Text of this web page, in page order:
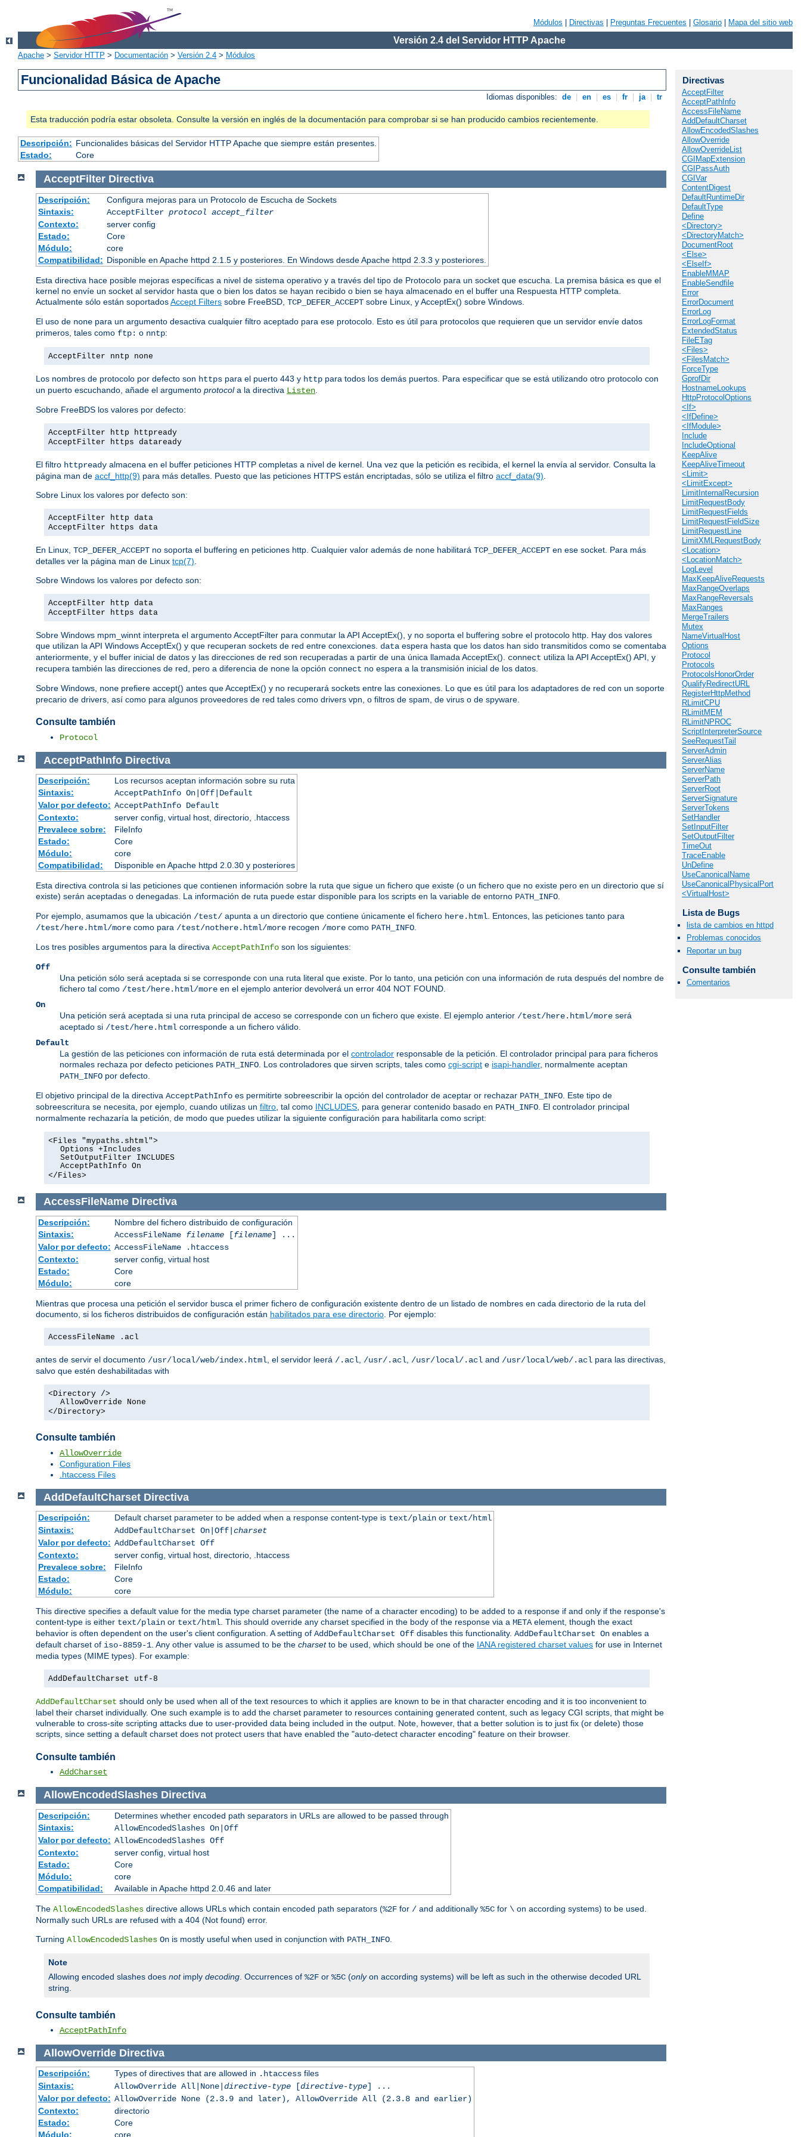
Módulos Directivas Preguntas Frecuentes Glosario Mapa del sitio web
Versión 2.4 del Servidor HTTP Apache
Apache > Servidor HTTP > Documentación > Versión 2.4 > Módulos
Funcionalidad Básica de Apache
Idiomas disponibles: de en es fr ja tr
Esta traducción podría estar obsoleta. Consulte la versión en inglés de la documentación para comprobar si se han producido cambios recientemente.
Descripción: Funcionalides básicas del Servidor HTTP Apache que siempre están presentes.
Estado:
Core
Directivas
AcceptFilter
AcceptPathInfo
AccessFileName
AddDefaultCharset
AllowEncodedSlashes
AllowOverride
AllowOverrideList
CGIMapExtension
CGIPassAuth
CGIVar
ContentDigest
DefaultRuntimeDir
DefaultType
Define
<Directory>
<DirectoryMatch>
DocumentRoot
<Else>
<ElseIf>
EnableMMAP
EnableSendfile
Error
ErrorDocument
ErrorLog
ErrorLogFormat
ExtendedStatus
FileETag
<Files>
<FilesMatch>
ForceType
GprofDir
HostnameLookups
HttpProtocolOptions
<If>
<IfDefine>
<IfModule>
Include
IncludeOptional
KeepAlive
KeepAliveTimeout
<Limit>
<LimitExcept>
LimitInternalRecursion
LimitRequestBody
LimitRequestFields
LimitRequestFieldSize
LimitRequestLine
LimitXMLRequestBody
<Location>
<LocationMatch>
LogLevel
MaxKeepAliveRequests
MaxRangeOverlaps
MaxRangeReversals
MaxRanges
MergeTrailers
Mutex
NameVirtualHost
Options
Protocol
Protocols
ProtocolsHonorOrder
QualifyRedirectURL
RegisterHttpMethod
RLimitCPU
RLimitMEM
RLimitNPROC
ScriptInterpreterSource
SeeRequestTail
ServerAdmin
ServerAlias
ServerName
ServerPath
ServerRoot
ServerSignature
ServerTokens
SetHandler
SetInputFilter
SetOutputFilter
TimeOut
TraceEnable
UnDefine
UseCanonicalName
UseCanonicalPhysicalPort
<VirtualHost>
Lista de Bugs
lista de cambios en httpd
Problemas conocidos
Reportar un bug
Consulte también
Comentarios
AcceptFilter Directiva
Descripción:
Configura mejoras para un Protocolo de Escucha de Sockets
Sintaxis:
AcceptFilter protocol accept_filter
Contexto:
server config
Estado:
Core
Módulo:
core
Compatibilidad: Disponible en Apache httpd 2.1.5 y posteriores. En Windows desde Apache httpd 2.3.3 y posteriores.
Esta directiva hace posible mejoras específicas a nivel de sistema operativo y a través del tipo de Protocolo para un socket que escucha. La premisa básica es que el
kernel no envíe un socket al servidor hasta que o bien los datos se hayan recibido o bien se haya almacenado en el buffer una Respuesta HTTP completa.
Actualmente sólo están soportadosAccept Filters sobre FreeBSD, TCP_DEFER_ACCEPT sobre Linux, y AcceptEx() sobre Windows.
El uso de none para un argumento desactiva cualquier filtro aceptado para ese protocolo. Esto es útil para protocolos que requieren que un servidor envíe datos
primeros, tales como ftp: o nntp:
AcceptFilter nntp none
Los nombres de protocolo por defecto son https para el puerto 443 y http para todos los demás puertos. Para especificar que se está utilizando otro protocolo con
un puerto escuchando, añade el argumento protocola la directiva Listen
Sobre FreeBDS los valores por defecto:
AcceptFilter http httpready
AcceptFilter https dataready
El filtro httpready almacena en el buffer peticiones HTTP completas a nivel de kernel. Una vez que la petición es recibida, el kernel la envía al servidor. Consulta la
página man de accf_http(9) para más detalles. Puesto que las peticiones HTTPS están encriptadas, sólo se utiliza el filtro accf_data(9)
Sobre Linux los valores por defecto son:
AcceptFilter http data
AcceptFilter https data
En Linux, TCP_DEFER_ACCEPT no soporta el buffering en peticiones http. Cualquier valor además de none habilitará TCP_DEFER_ACCEPT en ese socket. Para más
detalles ver la página man de Linux tcp(7)
Sobre Windows los valores por defecto son:
AcceptFilter http data
AcceptFilter https data
Sobre Windows mpm_winnt interpreta el argumento AcceptFilter para conmutar la API AcceptEx(), y no soporta el buffering sobre el protocolo http. Hay dos valores
que utilizan la API Windows AcceptEx() y que recuperan sockets de red entre conexciones. data espera hasta que los datos han sido transmitidos como se comentaba
anteriormente, y el buffer inicial de datos y las direcciones de red son recuperadas a partir de una única llamada AcceptEx(). connect utiliza la API AcceptEx() API, y
recupera también las direcciones de red, pero a diferencia de none la opción connect no espera a la transmisión inicial de los datos.
Sobre Windows, none prefiere accept() antes que AcceptEx() y no recuperará sockets entre las conexiones. Lo que es útil para los adaptadores de red con un soporte
precario de drivers, así como para algunos proveedores de red tales como drivers vpn, o filtros de spam, de virus o de spyware.
Consulte también
Protocol
AcceptPathInfo Directiva
Descripción:
Los recursos aceptan información sobre su ruta
Sintaxis:
AcceptPathInfo On|Off|Default
Valor por defecto: AcceptPathInfo Default
Contexto:
server config, virtual host, directorio, .htaccess
Prevalece sobre:
FileInfo
Estado:
Core
Módulo:
core
Compatibilidad:
Disponible en Apache httpd 2.0.30 y posteriores
Esta directiva controla si las peticiones que contienen información sobre la ruta que sigue un fichero que existe (o un fichero que no existe pero en un directorio que sí
existe) serán aceptadas o denegadas. La información de ruta puede estar disponible para los scripts en la variable de entorno PATH_INFO.
Por ejemplo, asumamos que la ubicación /test/ apunta a un directorio que contiene únicamente el fichero here.html. Entonces, las peticiones tanto para
/test/here.html/more como para /test/nothere.html/more recogen /more como PATH_INFO.
Los tres posibles argumentos para la directiva AcceptPathInfo son los siguientes:
Off
Una petición sólo será aceptada si se corresponde con una ruta literal que existe. Por lo tanto, una petición con una información de ruta después del nombre de
fichero tal como /test/here.html/more en el ejemplo anterior devolverá un error 404 NOT FOUND.
On
Una petición será aceptada si una ruta principal de acceso se corresponde con un fichero que existe. El ejemplo anterior /test/here.html/more será
aceptado si /test/here.html corresponde a un fichero válido.
Default
La gestión de las peticiones con información de ruta está determinada por el controlador responsable de la petición. El controlador principal para para ficheros
normales rechaza por defecto peticiones PATH_INFO. Los controladores que sirven scripts, tales como cgi-script e isapi-handler, normalmente aceptan
PATH_INFO por defecto.
El objetivo principal de la directiva AcceptPathInfo es permitirte sobreescribir la opción del controlador de aceptar or rechazar PATH_INFO. Este tipo de
sobreescritura se necesita, por ejemplo, cuando utilizas un filtro, tal como INCLUDES, para generar contenido basado en PATH_INFO. El controlador principal
normalmente rechazaría la petición, de modo que puedes utilizar la siguiente configuración para habilitarla como script:
<Files "mypaths.shtml">
Options +Includes
SetOutputFilter INCLUDES
AcceptPathInfo On
</Files>
AccessFileName Directiva
Descripción:
Nombre del fichero distribuido de configuración
Sintaxis:
AccessFileName filename[filename] ...
Valor por defecto: AccessFileName .htaccess
Contexto:
server config, virtual host
Estado:
Core
Módulo:
core
Mientras que procesa una petición el servidor busca el primer fichero de configuración existente dentro de un listado de nombres en cada directorio de la ruta del
documento, si los ficheros distribuidos de configuración están habilitados para ese directorio . Por ejemplo:
AccessFileName .acl
antes de servir el documento /usr/local/web/index.html , el servidor leerá /.acl /usr/.acl /usr/local/.acl and /usr/local/web/.acl para las directivas,
salvo que estén deshabilitadas with
<Directory />
AllowOverride None
</Directory>
Consulte también
AllowOverride
Configuration Files
.htaccess Files
AddDefaultCharset Directiva
Descripción: Default charset parameter to be added when a response content-type is text/plainor text/html
Sintaxis:
AddDefaultCharset On|Off| charset
Valor por defecto: AddDefaultCharset Off
Contexto:
server config, virtual host, directorio, .htaccess
Prevalece sobre:
FileInfo
Estado:
Core
Módulo:
core
This directive specifies a default value for the media type charset parameter (the name of a character encoding) to be added to a response if and only if the response's
content-type is either text/plain or text/html. This should override any charset specified in the body of the response via a METAelement, though the exact
behavior is often dependent on the user's client configuration. A setting of AddDefaultCharset Off disables this functionality. AddDefaultCharset On enables a
default charset of iso-8859-1. Any other value is assumed to be the charsetto be used, which should be one of the IANA registered charset values for use in Internet
media types (MIME types). For example:
AddDefaultCharset utf-8
AddDefaultCharset should only be used when all of the text resources to which it applies are known to be in that character encoding and it is too inconvenient to
label their charset individually. One such example is to add the charset parameter to resources containing generated content, such as legacy CGI scripts, that might be
vulnerable to cross-site scripting attacks due to user-provided data being included in the output. Note, however, that a better solution is to just fix (or delete) those
scripts, since setting a default charset does not protect users that have enabled the "auto-detect character encoding" feature on their browser.
Consulte también
AddCharset
AllowEncodedSlashes Directiva
Descripción:
Determines whether encoded path separators in URLs are allowed to be passed through
Sintaxis:
AllowEncodedSlashes On|Off
Valor por defecto: AllowEncodedSlashes Off
Contexto:
server config, virtual host
Estado:
Core
Módulo:
core
Compatibilidad:
Available in Apache httpd 2.0.46 and later
The AllowEncodedSlashes directive allows URLs which contain encoded path separators (%2F for / and additionally %5C for \ on according systems) to be used.
Normally such URLs are refused with a 404 (Not found) error.
Turning AllowEncodedSlashes On is mostly useful when used in conjunction with PATH_INFO
Note
Allowing encoded slashes does notimply decoding . Occurrences of %2F or %5C (onlyon according systems) will be left as such in the otherwise decoded URL
string.
Consulte también
AcceptPathInfo
AllowOverride Directiva
Descripción: Types of directives that are allowed in .htaccessfiles
Sintaxis:
AllowOverride All|None| directive-type[directive-type] ...
Valor por defecto: AllowOverride None (2.3.9 and later), AllowOverride All (2.3.8 and earlier)
Contexto:
directorio
Estado:
Core
Módulo:
core